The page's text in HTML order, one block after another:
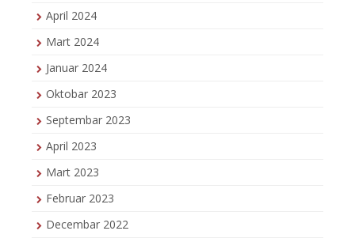
April 2024
Mart 2024
Januar 2024
Oktobar 2023
Septembar 2023
April 2023
Mart 2023
Februar 2023
Decembar 2022